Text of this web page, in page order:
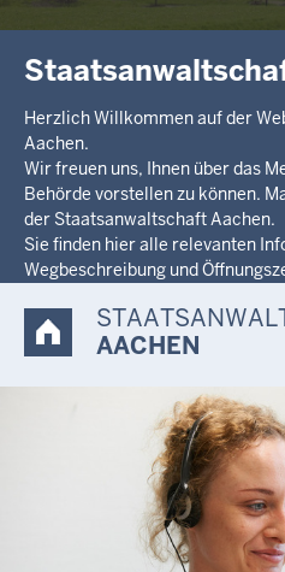
Herzlich Willkommen auf der
Aachen.
Wir freuen uns, Ihnen über das
Behörde vorstellen zu können.
der Staatsanwaltschaft Aachen.
Sie finden hier alle relevanten
Wegbeschreibung und
AACHEN